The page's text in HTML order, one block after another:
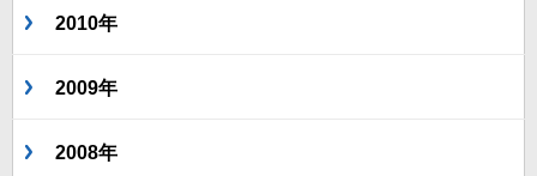
2010年
2009年
2008年